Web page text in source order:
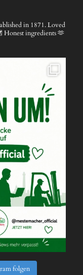
in 1871.Loved
Honest ingredients 🫶
folgen